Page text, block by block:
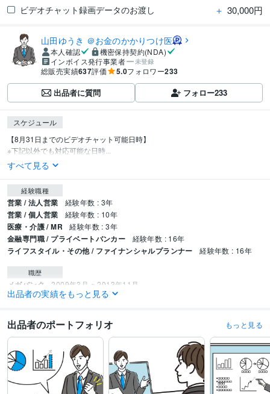
ビデオチャット録画データのお渡し ＋ 30,000円
山田ゆうき ＠お金のかかりつけ医
本人確認
機密保持契約(NDA)
インボイス発行事業者
未登録
総販売実績637評価 5.0フォロワー233
出品者に質問 フォロー233
スケジュール
【8月31日までのビデオチャット可能日時】
※下記以外でも対応可能な日時...
すべて見る
経験職種
営業 / 法人営業 経験年数 : 3年
営業 / 個人営業 経験年数 : 10年
医療・介護 / MR 経験年数 : 3年
金融専門職 / プライベートバンカー 経験年数 : 16年
ライフスタイル・その他 / ファイナンシャルプランナー 経験年数 : 16年
職歴
メガバンク 2009年3月 ~ 2013年11月
外資系製薬会社 2013年12月 ~ 2015年11月
大手証券会社 2021年3月 ~ 2023年11月
ファイナンシャル・コンサルタント
受賞歴
社長賞 社長賞 全店トップ表彰 全店トップ表彰 全店トップ表彰 社長賞
資格・検定
出品者の実績をもっと見る
出品者のポートフォリオ もっと見る